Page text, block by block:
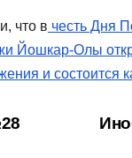
что в честь Дня
Йошкар-Олы
и состоится